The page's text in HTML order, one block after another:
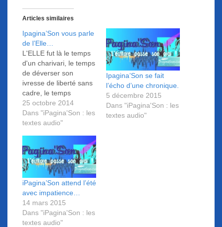
Articles similaires
Ipagina’Son vous parle
de l’Elle…
L'ELLE fut là le temps
d'un charivari, le temps
de déverser son
ivresse de liberté sans
cadre, le temps
d'exploser nos vies en
un feu d'artifice
multicolore...Et Pffff !
sans crier gare. Firenz'
à l'écriture et Naïade à
la voix.
25 octobre 2014
Dans "iPagina'Son : les
textes audio"
Ipagina’Son se fait
l’écho d’une chronique.
5 décembre 2015
Dans "iPagina'Son : les
textes audio"
iPagina’Son attend l’été
avec impatience…
14 mars 2015
Dans "iPagina'Son : les
textes audio"